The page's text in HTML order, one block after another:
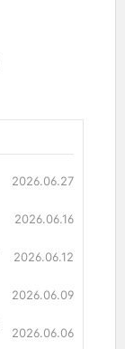
2026.06.27
2026.06.16
2026.06.12
2026.06.09
2026.06.06